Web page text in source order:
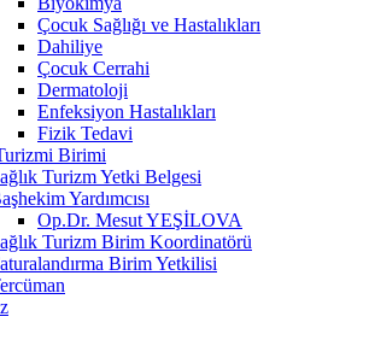
Çocuk Sağlığı ve Hastalıkları
Dahiliye
Çocuk Cerrahi
Dermatoloji
Enfeksiyon Hastalıkları
Fizik Tedavi
Birimi
Turizm Yetki Belgesi
Yardımcısı
Op.Dr. Mesut YEŞİLOVA
Turizm Birim Koordinatörü
Birim Yetkilisi